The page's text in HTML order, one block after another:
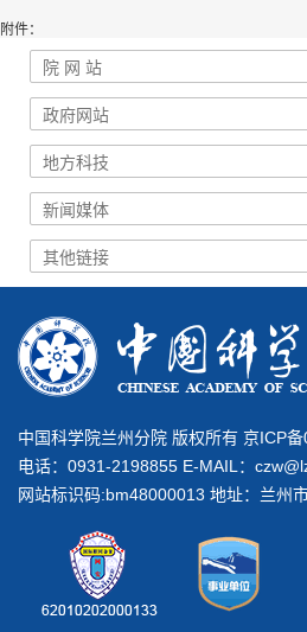
附件：
中国科学院兰州分院 版权所有 京ICP
电话：0931-2198855 E-MAIL：
网站标识码:bm48000013 地址：兰州